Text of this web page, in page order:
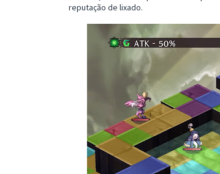
reputação de lixado.